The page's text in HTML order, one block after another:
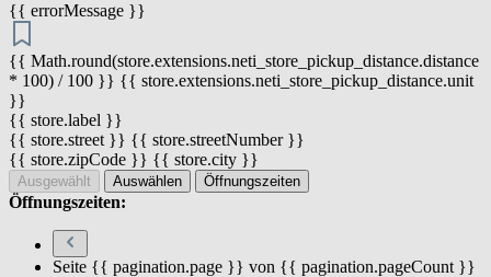
{{ errorMessage }}
{{ Math.round(store.extensions.neti_store_pickup_distance.distance
* 100) / 100 }} {{ store.extensions.neti_store_pickup_distance.unit
}}
{{ store.label }}
{{ store.street }} {{ store.streetNumber }}
{{ store.zipCode }} {{ store.city }}
Ausgewählt Auswählen Öffnungszeiten
Öffnungszeiten:
Seite {{ pagination.page }} von {{ pagination.pageCount }}